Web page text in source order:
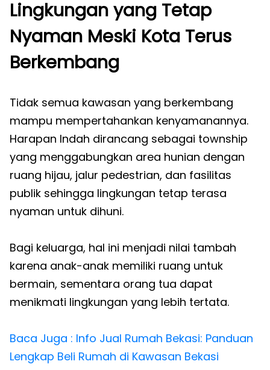
Lingkungan yang Tetap
Nyaman Meski Kota Terus
Berkembang
Tidak semua kawasan yang berkembang
mampu mempertahankan kenyamanannya.
Harapan Indah dirancang sebagai township
yang menggabungkan area hunian dengan
ruang hijau, jalur pedestrian, dan fasilitas
publik sehingga lingkungan tetap terasa
nyaman untuk dihuni.
Bagi keluarga, hal ini menjadi nilai tambah
karena anak-anak memiliki ruang untuk
bermain, sementara orang tua dapat
menikmati lingkungan yang lebih tertata.
Baca Juga : Info Jual Rumah Bekasi: Panduan
Lengkap Beli Rumah di Kawasan Bekasi